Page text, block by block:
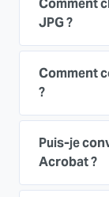
Comment
JPG ?
Comment
?
Puis-je
Acrobat ?